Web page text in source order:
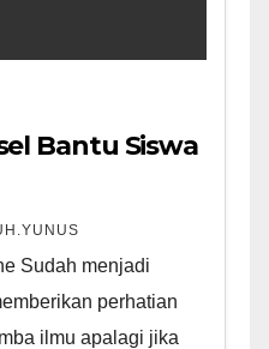
Bantu Siswa
Sudah menjadi
perhatian
ilmu apalagi jika